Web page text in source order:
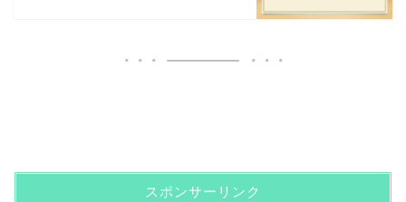
スポンサーリンク